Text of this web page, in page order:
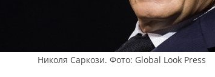
Николя Саркози. Фото: Global Look Press